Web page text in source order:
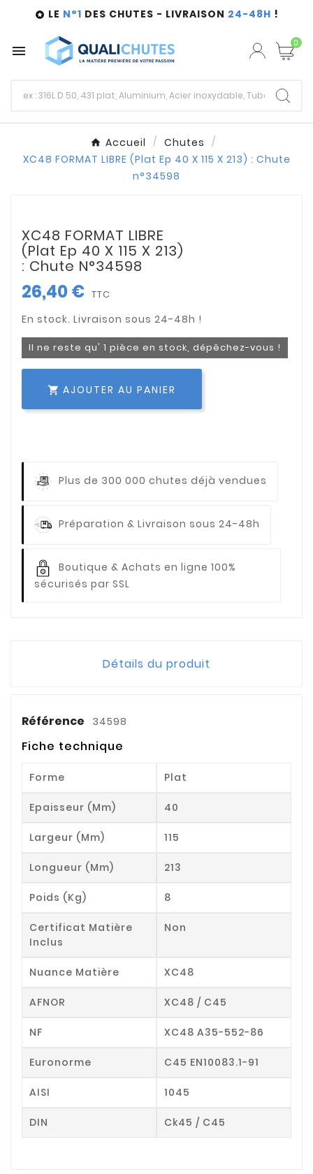
 LE N°1 DES CHUTES - LIVRAISON 24-48H !
 0
Accueil
Chutes
XC48 FORMAT LIBRE (Plat Ep 40 X 115 X 213) : Chute
n°34598
XC48 FORMAT LIBRE
(Plat Ep 40 X 115 X 213)
: Chute N°34598
26,40 € TTC
Il ne reste qu' 1 pièce en stock, dépêchez-vous !
 AJOUTER AU PANIER
Plus de 300 000 chutes déjà vendues
Préparation & Livraison sous 24-48h
Boutique & Achats en ligne 100%
sécurisés par SSL
Détails du produit
Référence 34598
Fiche technique
Forme Plat
Epaisseur (mm) 40
Largeur (mm) 115
Longueur (mm) 213
Poids (kg) 8
Certificat Matière
Inclus
Non
Nuance Matière XC48
AFNOR XC48 / C45
NF XC48 A35-552-86
Euronorme C45 EN10083.1-91
AISI 1045
DIN Ck45 / C45